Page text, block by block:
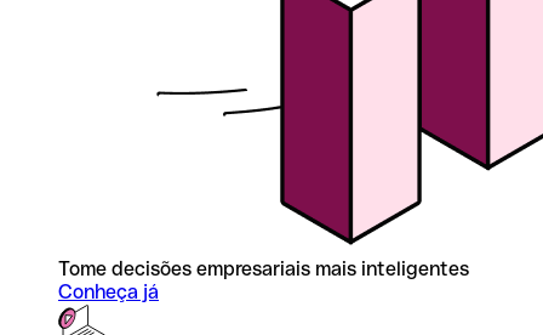
Tome decisões empresariais mais inteligentes
Conheça já